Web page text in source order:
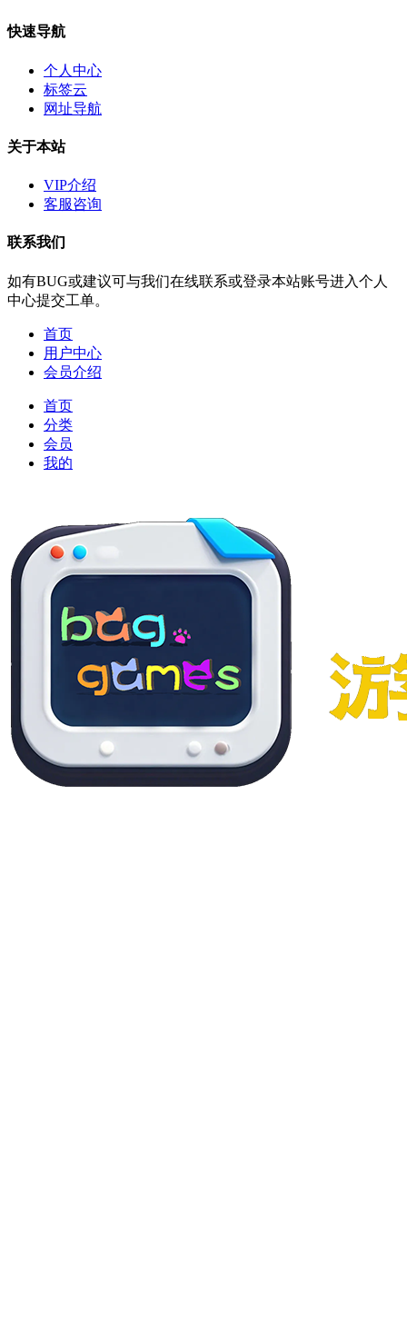
快速导航
个人中心
标签云
网址导航
关于本站
VIP介绍
客服咨询
联系我们
如有BUG或建议可与我们在线联系或登录本站账号进入个人
中心提交工单。
首页
用户中心
会员介绍
首页
分类
会员
我的